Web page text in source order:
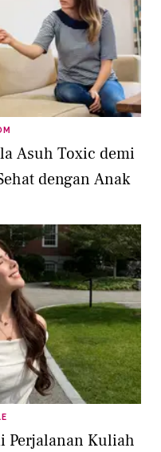
Asuh Toxic demi
dengan Anak
Perjalanan Kuliah